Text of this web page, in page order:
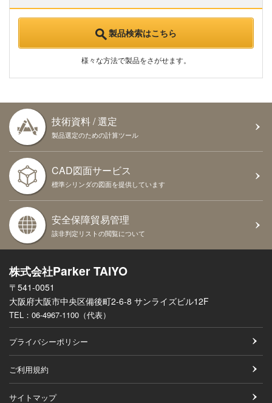
製品検索はこちら
様々な方法で製品をさがせます。
技術資料 / 選定
製品選定のための計算ツール
CAD図面サービス
標準シリンダの図面を提供しています
安全保障貿易管理
該非判定リストの閲覧について
株式会社Parker TAIYO
〒541-0051
大阪府大阪市中央区備後町2-6-8 サンライズビル12F
TEL： 06-4967-1100（代表）
プライバシーポリシー
ご利用規約
サイトマップ